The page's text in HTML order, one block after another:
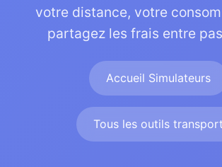
votre distance, votre
partagez les frais entre
Accueil Simulateurs
Tous les outils transport